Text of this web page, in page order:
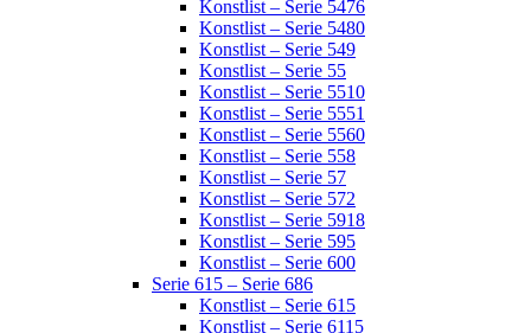
Konstlist – Serie 5476
Konstlist – Serie 5480
Konstlist – Serie 549
Konstlist – Serie 55
Konstlist – Serie 5510
Konstlist – Serie 5551
Konstlist – Serie 5560
Konstlist – Serie 558
Konstlist – Serie 57
Konstlist – Serie 572
Konstlist – Serie 5918
Konstlist – Serie 595
Konstlist – Serie 600
Serie 615 – Serie 686
Konstlist – Serie 615
Konstlist – Serie 6115